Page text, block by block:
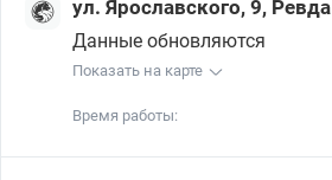
ул. Ярославского, 9, Ревда
Данные обновляются
Показать на карте
Время работы: